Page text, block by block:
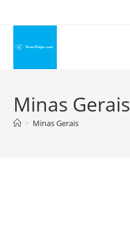
conteúdo
Minas Gerais
> Minas Gerais